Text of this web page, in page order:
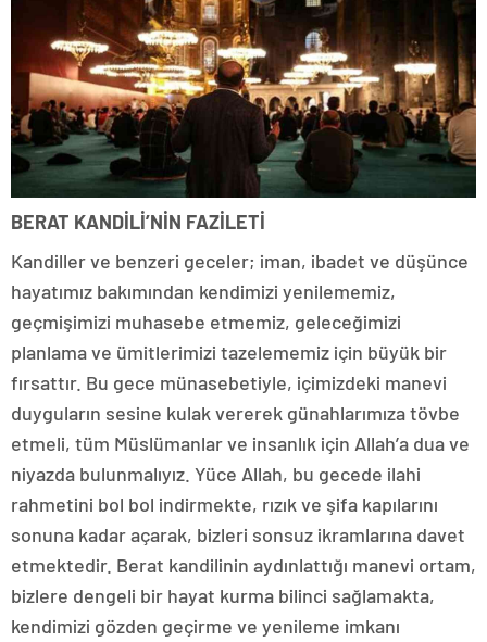
BERAT KANDİLİ’NİN FAZİLETİ
Kandiller ve benzeri geceler; iman, ibadet ve düşünce
hayatımız bakımından kendimizi yenilememiz,
geçmişimizi muhasebe etmemiz, geleceğimizi
planlama ve ümitlerimizi tazelememiz için büyük bir
fırsattır. Bu gece münasebetiyle, içimizdeki manevi
duyguların sesine kulak vererek günahlarımıza tövbe
etmeli, tüm Müslümanlar ve insanlık için Allah’a dua ve
niyazda bulunmalıyız. Yüce Allah, bu gecede ilahi
rahmetini bol bol indirmekte, rızık ve şifa kapılarını
sonuna kadar açarak, bizleri sonsuz ikramlarına davet
etmektedir. Berat kandilinin aydınlattığı manevi ortam,
bizlere dengeli bir hayat kurma bilinci sağlamakta,
kendimizi gözden geçirme ve yenileme imkanı